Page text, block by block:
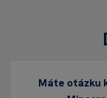
Máte otázku